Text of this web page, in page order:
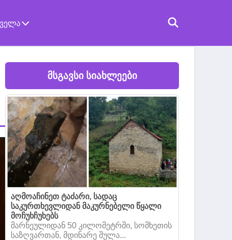
მსგავსი სიახლეები
აღმოაჩინეთ ტაძარი, სადაც
საკურთხევლიდან მაკურნებელი წყალი
მოჩუხჩუხებს
მარნეულიდან 50 კილომეტრში, სომხეთის
საზღვართან, მდინარე შულა...